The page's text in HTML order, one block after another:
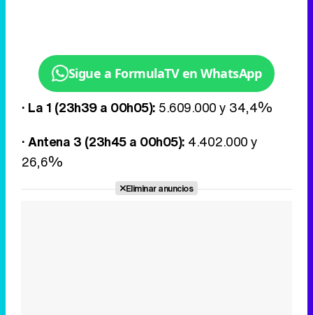
Sigue a FormulaTV en WhatsApp
· La 1 (23h39 a 00h05): 5.609.000 y 34,4%
· Antena 3 (23h45 a 00h05): 4.402.000 y
26,6%
Eliminar anuncios